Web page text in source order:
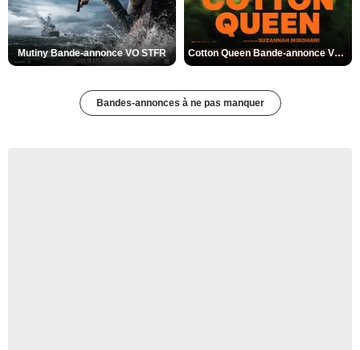
Mutiny Bande-annonce VO STFR Cotton Queen Bande-annonce VO STFR
Bandes-annonces à ne pas manquer